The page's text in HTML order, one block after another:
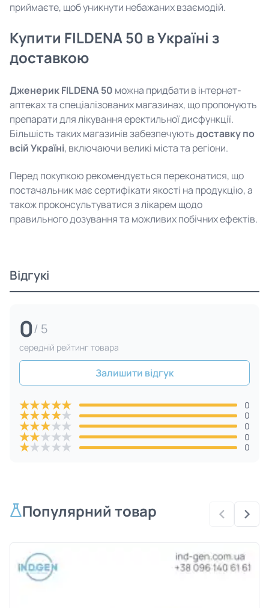
приймаєте, щоб уникнути небажаних взаємодій.
Купити FILDENA 50 в Україні з
доставкою
Дженерик FILDENA 50 можна придбати в інтернет-
аптеках та спеціалізованих магазинах, що пропонують
препарати для лікування еректильної дисфункції.
Більшість таких магазинів забезпечуютьдоставку по
всій Україні, включаючи великі міста та регіони.
Перед покупкою рекомендується переконатися, що
постачальник має сертифікати якості на продукцію, а
також проконсультуватися з лікарем щодо
правильного дозування та можливих побічних ефектів.
Відгукі
0/ 5
cередній рейтинг товара
Залишити відгук
★★★★★ 0
★★★★★ 0
★★★★★ 0
★★★★★ 0
★★★★★ 0
Популярний товар